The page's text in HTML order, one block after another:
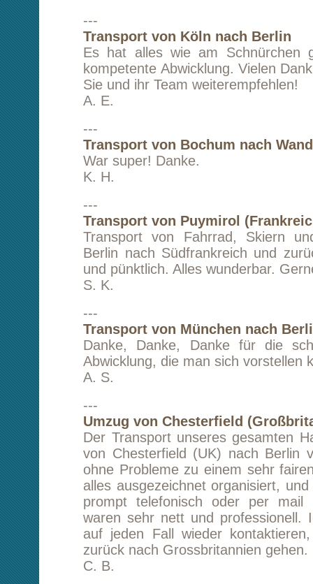
D. C.
Transport von Berlin nach München
Danke für die schnelle und
Auftragsabwicklung.
Sehr zu empfehlen.
Hubert Wieser
H. W.
Transport von Oranienburg nach
funktioniert.
C. S.
Transport von Berlin nach Regensburg
Der Auftrag wurde zu meiner vollen
ausgeführt (Transport einer Bank von
Umzug von Berlin nach Paris (Frankreich)
Vielen Dank für den schnellen und
netter kontakt!
Bis zum nächsten Mal,
A. M.
Transport von Strass (Österreich) nach
Vielen Dank, es war alles prima. Euer
allen Ehren!
Liebste Grüße
I. S.
Umzug von Friedrichskoog
Stuttgart
Der ganze Umzug - vom ersten